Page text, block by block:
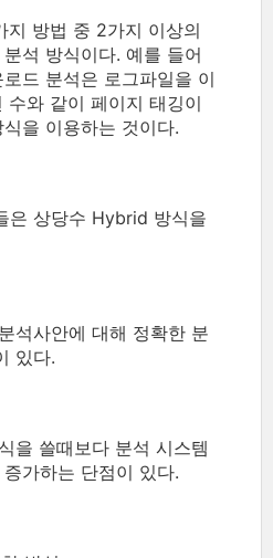
방법 중 2가지 이상의
석 방식이다. 예를 들어
드 분석은 로그파일을 이
수와 같이 페이지 태깅이
을 이용하는 것이다.
상당수 Hybrid 방식을
사안에 대해 정확한 분
있다.
쓸때보다 분석 시스템
가하는 단점이 있다.